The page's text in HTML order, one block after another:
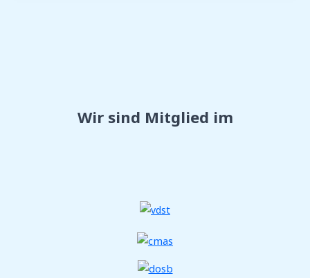
Wir sind Mitglied im